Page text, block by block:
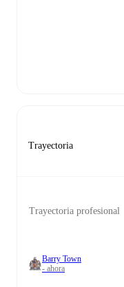
Trayectoria
Trayectoria profesional
Barry Town
- ahora